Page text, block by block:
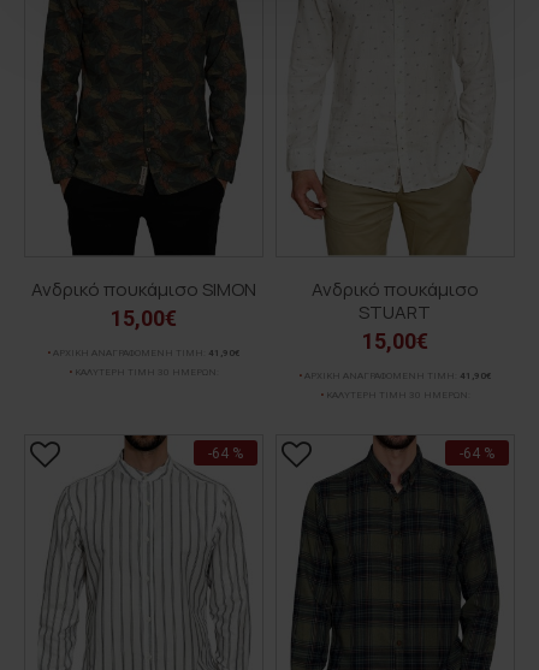
Ανδρικό πουκάμισο SIMON
15,00€
ΑΡΧΙΚΗ ΑΝΑΓΡΑΦΟΜΕΝΗ ΤΙΜΗ:
41,90€
ΚΑΛΥΤΕΡΗ ΤΙΜΗ 30 ΗΜΕΡΩΝ:
Ανδρικό πουκάμισο
STUART
15,00€
ΑΡΧΙΚΗ ΑΝΑΓΡΑΦΟΜΕΝΗ ΤΙΜΗ:
41,90€
ΚΑΛΥΤΕΡΗ ΤΙΜΗ 30 ΗΜΕΡΩΝ:
-64 % -64 %